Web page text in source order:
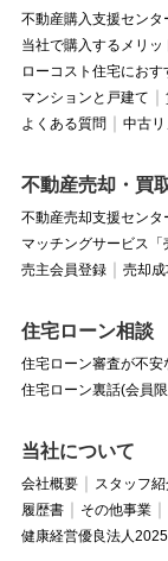
不動産購入支援センタ
当社で購入するメリッ
ローコスト住宅におす
マンションと戸建て
よくある質問
中古
不動産売却・買
不動産売却支援センタ
マッチングサービス「
売主会員登録
売却
住宅ローン相談
住宅ローン審査が不安
住宅ローン裏話(会員
当社について
会社概要 スタッフ
履歴書
その他事業
健康経営優良法人2025